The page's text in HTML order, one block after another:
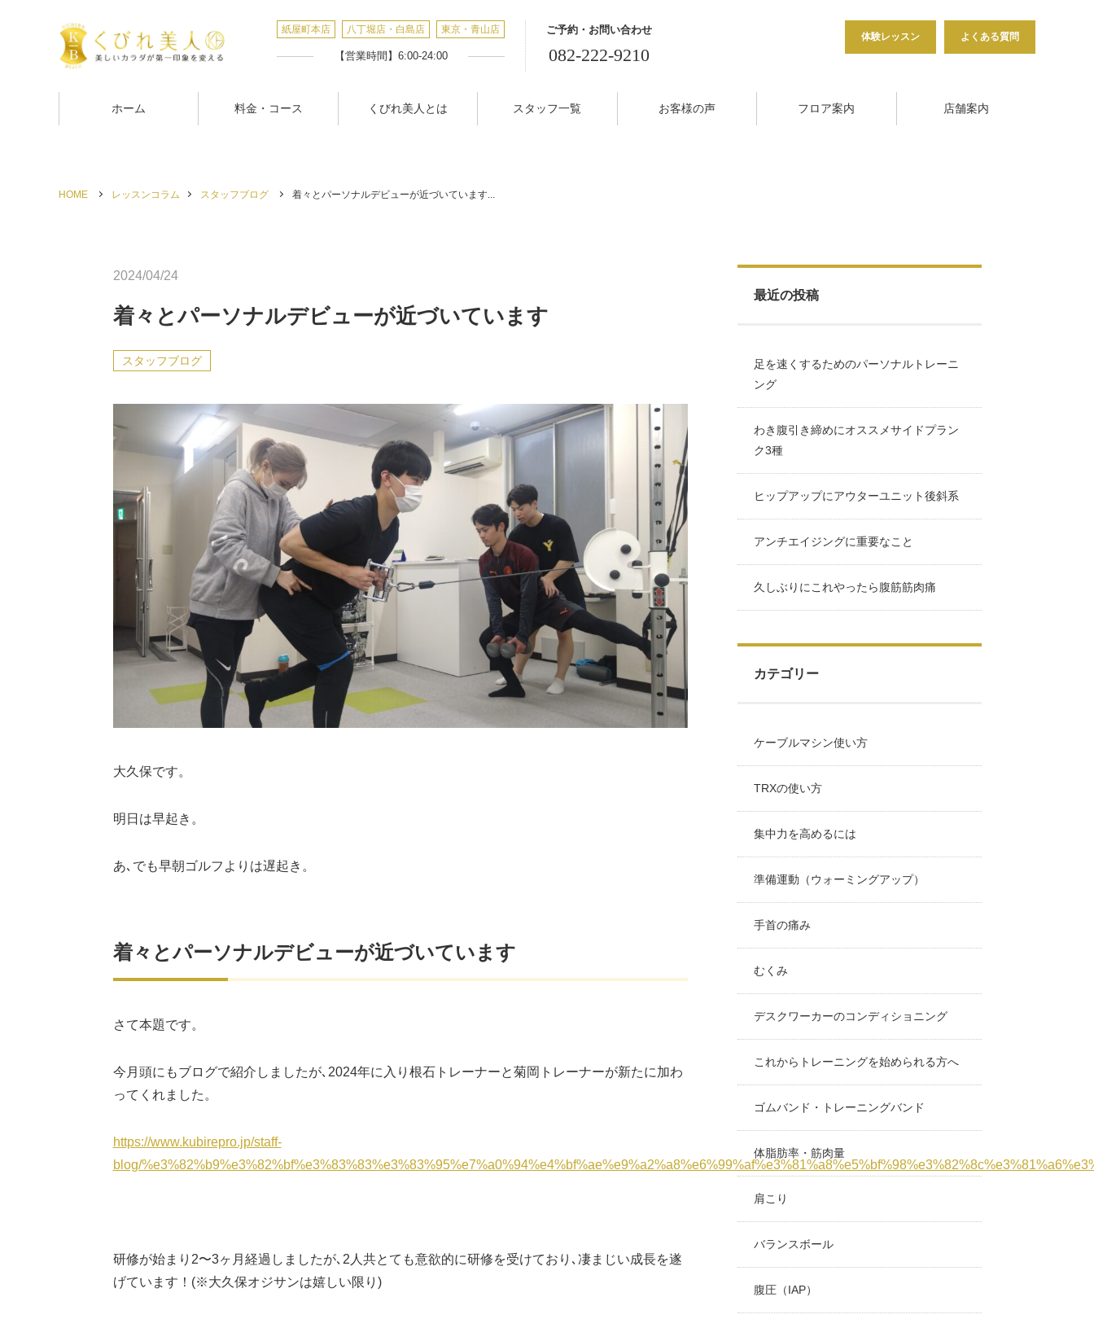
紙屋町本店 八丁堀店・白島店 東京・青山店
【営業時間】6:00-24:00
ご予約・お問い合わせ
082-222-9210
体験レッスン よくある質問
ホーム 料金・コース くびれ美人とは スタッフ一覧 お客様の声 フロア案内 店舗案内
HOME レッスンコラム スタッフブログ 着々とパーソナルデビューが近づいています...
2024/04/24
着々とパーソナルデビューが近づいています
スタッフブログ
大久保です。
明日は早起き。
あ､でも早朝ゴルフよりは遅起き。
着々とパーソナルデビューが近づいています
さて本題です。
今月頭にもブログで紹介しましたが､2024年に入り根石トレーナーと菊岡トレーナーが新たに加わ
ってくれました。
https://www.kubirepro.jp/staff-
blog/
研修が始まり2〜3ヶ月経過しましたが､2人共とても意欲的に研修を受けており､凄まじい成長を遂
げています！(※大久保オジサンは嬉しい限り)
最近の投稿
足を速くするためのパーソナルトレーニ
ング
わき腹引き締めにオススメサイドプラン
ク3種
ヒップアップにアウターユニット後斜系
アンチエイジングに重要なこと
久しぶりにこれやったら腹筋筋肉痛
カテゴリー
ケーブルマシン使い方
TRXの使い方
集中力を高めるには
準備運動（ウォーミングアップ）
手首の痛み
むくみ
デスクワーカーのコンディショニング
これからトレーニングを始められる方へ
ゴムバンド・トレーニングバンド
体脂肪率・筋肉量
肩こり
バランスボール
腹圧（IAP）